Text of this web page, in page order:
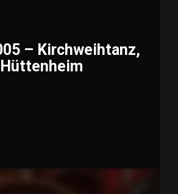
– Kirchweihtanz,
Hüttenheim